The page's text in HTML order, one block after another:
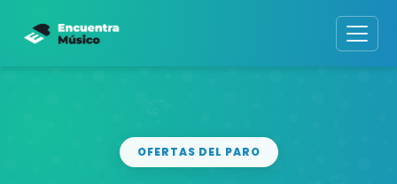
OFERTAS DEL PARO